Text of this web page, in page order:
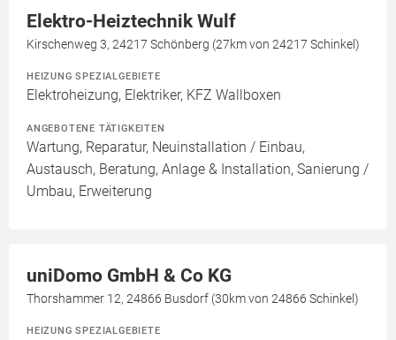
Elektro-Heiztechnik Wulf
Kirschenweg 3, 24217 Schönberg (27km von 24217 Schinkel)
HEIZUNG SPEZIALGEBIETE
Elektroheizung, Elektriker, KFZ Wallboxen
ANGEBOTENE TÄTIGKEITEN
Wartung, Reparatur, Neuinstallation / Einbau,
Austausch, Beratung, Anlage & Installation, Sanierung /
Umbau, Erweiterung
uniDomo GmbH & Co KG
Thorshammer 12, 24866 Busdorf (30km von 24866 Schinkel)
HEIZUNG SPEZIALGEBIETE